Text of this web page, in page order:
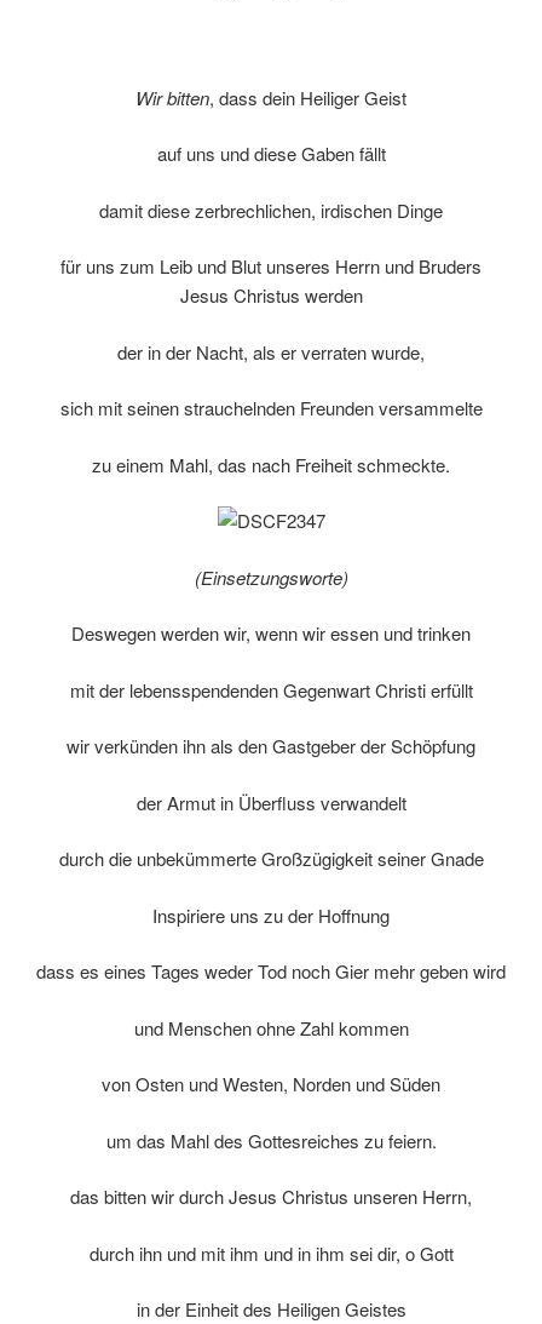
Wir bitten, dass dein Heiliger Geist
auf uns und diese Gaben fällt
damit diese zerbrechlichen, irdischen Dinge
für uns zum Leib und Blut unseres Herrn und Bruders
Jesus Christus werden
der in der Nacht, als er verraten wurde,
sich mit seinen strauchelnden Freunden versammelte
zu einem Mahl, das nach Freiheit schmeckte.
(Einsetzungsworte)
Deswegen werden wir, wenn wir essen und trinken
mit der lebensspendenden Gegenwart Christi erfüllt
wir verkünden ihn als den Gastgeber der Schöpfung
der Armut in Überfluss verwandelt
durch die unbekümmerte Großzügigkeit seiner Gnade
Inspiriere uns zu der Hoffnung
dass es eines Tages weder Tod noch Gier mehr geben wird
und Menschen ohne Zahl kommen
von Osten und Westen, Norden und Süden
um das Mahl des Gottesreiches zu feiern.
das bitten wir durch Jesus Christus unseren Herrn,
durch ihn und mit ihm und in ihm sei dir, o Gott
in der Einheit des Heiligen Geistes